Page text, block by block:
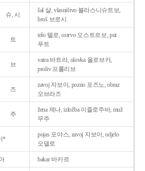
슈, 시
šal 샬, vlasništvo 블라스니슈트보,
broš 브로시
트
telo 텔로, ostrvo 오스트르보, put
푸트
브
vatra 바트라, olovka 올로브카,
proliv 프롤리브
즈
zavoj 자보이, pozno 포즈노, obraz
오브라즈
주
žena 제나, izložba 이즐로주바, muž
무주
*
pojas 포야스, zavoj 자보이, odjelo
오델로
bakar 바카르